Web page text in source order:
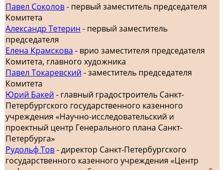
Павел Соколов- первый заместитель председателя
Комитета
Александр Тетерин - первый заместитель
председателя
Елена Крамскова - врио заместителя председателя
Комитета, главного художника
Павел Токаревский - заместитель председателя
Комитета
Юрий Бакей - главный градостроитель Санкт-
Петербургского государственного казенного
учреждения «Научно-исследовательский и
проектный центр Генерального плана Санкт-
Петербурга»
Рудольф Тов- директор Санкт-Петербургского
государственного казенного учреждения «Центр